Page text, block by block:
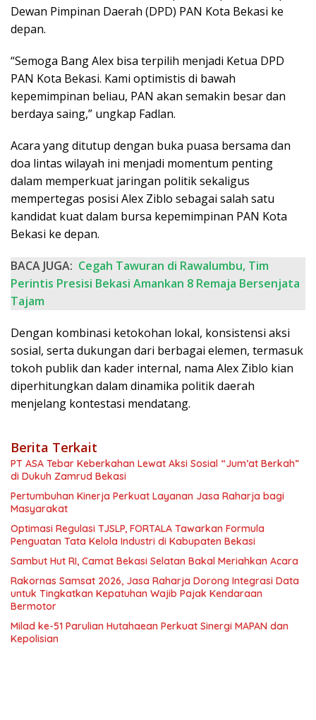
Dewan Pimpinan Daerah (DPD) PAN Kota Bekasi ke
depan.
“Semoga Bang Alex bisa terpilih menjadi Ketua DPD
PAN Kota Bekasi. Kami optimistis di bawah
kepemimpinan beliau, PAN akan semakin besar dan
berdaya saing,” ungkap Fadlan.
Acara yang ditutup dengan buka puasa bersama dan
doa lintas wilayah ini menjadi momentum penting
dalam memperkuat jaringan politik sekaligus
mempertegas posisi Alex Ziblo sebagai salah satu
kandidat kuat dalam bursa kepemimpinan PAN Kota
Bekasi ke depan.
BACA JUGA: Cegah Tawuran di Rawalumbu, Tim
Perintis Presisi Bekasi Amankan 8 Remaja Bersenjata
Tajam
Dengan kombinasi ketokohan lokal, konsistensi aksi
sosial, serta dukungan dari berbagai elemen, termasuk
tokoh publik dan kader internal, nama Alex Ziblo kian
diperhitungkan dalam dinamika politik daerah
menjelang kontestasi mendatang.
Berita Terkait
PT ASA Tebar Keberkahan Lewat Aksi Sosial “Jum’at Berkah”
di Dukuh Zamrud Bekasi
Pertumbuhan Kinerja Perkuat Layanan Jasa Raharja bagi
Masyarakat
Optimasi Regulasi TJSLP, FORTALA Tawarkan Formula
Penguatan Tata Kelola Industri di Kabupaten Bekasi
Sambut Hut RI, Camat Bekasi Selatan Bakal Meriahkan Acara
Rakornas Samsat 2026, Jasa Raharja Dorong Integrasi Data
untuk Tingkatkan Kepatuhan Wajib Pajak Kendaraan
Bermotor
Milad ke-51 Parulian Hutahaean Perkuat Sinergi MAPAN dan
Kepolisian